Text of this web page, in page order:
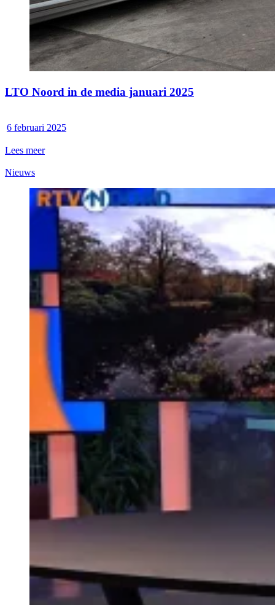
LTO Noord in de media januari 2025
6 februari 2025
Lees meer
Nieuws